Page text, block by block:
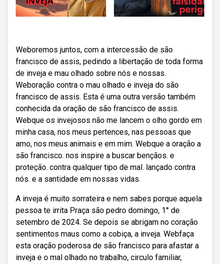
Weboremos juntos, com a intercessão de são
francisco de assis, pedindo a libertação de toda forma
de inveja e mau olhado sobre nós e nossas.
Weboração contra o mau olhado e inveja do são
francisco de assis. Esta é uma outra versão também
conhecida da oração de são francisco de assis.
Webque os invejosos não me lancem o olho gordo em
minha casa, nos meus pertences, nas pessoas que
amo, nos meus animais e em mim. Webque a oração a
são francisco. nos inspire a buscar bençãos. e
proteção. contra qualquer tipo de mal. lançado contra
nós. e a santidade em nossas vidas.
A inveja é muito sorrateira e nem sabes porque aquela
pessoa te irrita Praça são pedro domingo, 1° de
setembro de 2024. Se depois se abrigam no coração
sentimentos maus como a cobiça, a inveja. Webfaça
esta oração poderosa de são francisco para afastar a
inveja e o mal olhado no trabalho, circulo familiar,